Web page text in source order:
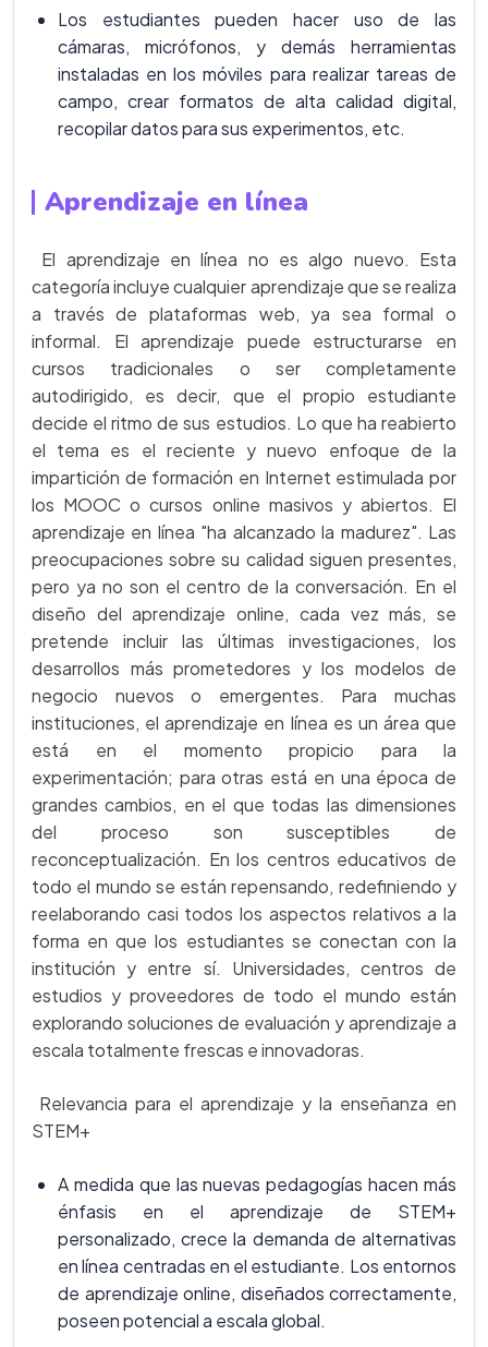
Los estudiantes pueden hacer uso de las
cámaras, micrófonos, y demás herramientas
instaladas en los móviles para realizar tareas de
campo, crear formatos de alta calidad digital,
recopilar datos para sus experimentos, etc.
Aprendizaje en línea
El aprendizaje en línea no es algo nuevo. Esta
categoría incluye cualquier aprendizaje que se realiza
a través de plataformas web, ya sea formal o
informal. El aprendizaje puede estructurarse en
cursos tradicionales o ser completamente
autodirigido, es decir, que el propio estudiante
decide el ritmo de sus estudios. Lo que ha reabierto
el tema es el reciente y nuevo enfoque de la
impartición de formación en Internet estimulada por
los MOOC o cursos online masivos y abiertos. El
aprendizaje en línea "ha alcanzado la madurez". Las
preocupaciones sobre su calidad siguen presentes,
pero ya no son el centro de la conversación. En el
diseño del aprendizaje online, cada vez más, se
pretende incluir las últimas investigaciones, los
desarrollos más prometedores y los modelos de
negocio nuevos o emergentes. Para muchas
instituciones, el aprendizaje en línea es un área que
está en el momento propicio para la
experimentación; para otras está en una época de
grandes cambios, en el que todas las dimensiones
del proceso son susceptibles de
reconceptualización. En los centros educativos de
todo el mundo se están repensando, redefiniendo y
reelaborando casi todos los aspectos relativos a la
forma en que los estudiantes se conectan con la
institución y entre sí. Universidades, centros de
estudios y proveedores de todo el mundo están
explorando soluciones de evaluación y aprendizaje a
escala totalmente frescas e innovadoras.
Relevancia para el aprendizaje y la enseñanza en
STEM+
A medida que las nuevas pedagogías hacen más
énfasis en el aprendizaje de STEM+
personalizado, crece la demanda de alternativas
en línea centradas en el estudiante. Los entornos
de aprendizaje online, diseñados correctamente,
poseen potencial a escala global.